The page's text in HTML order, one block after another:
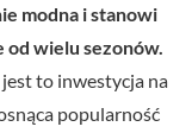
modna i stanowi
wielu sezonów.
jest to inwestycja na
popularność